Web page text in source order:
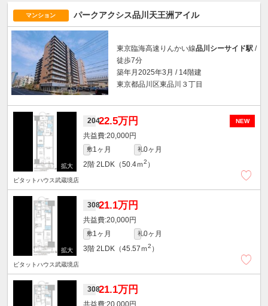
マンション パークアクシス品川天王洲アイル
東京臨海高速りんかい線品川シーサイド駅 /
徒歩7分
築年月2025年3月 / 14階建
東京都品川区東品川３丁目
NEW
20422.5万円
20,000円
敷1ヶ月 礼0ヶ月
2階 2LDK（50.4ｍ2 ）
ピタットハウス武蔵境店
30821.1万円
20,000円
敷1ヶ月 礼0ヶ月
3階 2LDK（45.57ｍ2 ）
ピタットハウス武蔵境店
30821.1万円
20,000円